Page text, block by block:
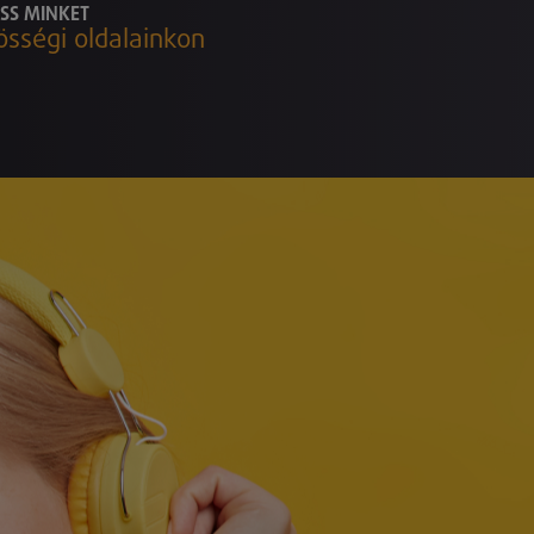
MINKET
oldalainkon